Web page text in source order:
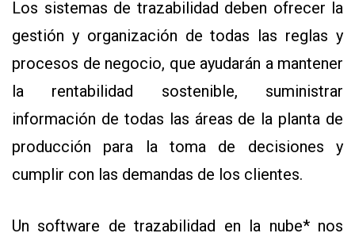
Los sistemas de trazabilidad deben ofrecer la
gestión y organización de todas las reglas y
procesos de negocio, que ayudarán a mantener
la rentabilidad sostenible, suministrar
información de todas las áreas de la planta de
producción para la toma de decisiones y
cumplir con las demandas de los clientes.
Un software de trazabilidad en la nube* nos